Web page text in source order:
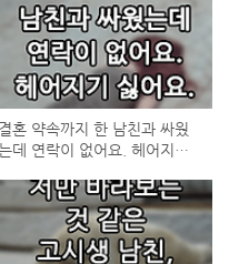
결혼 약속까지 한 남친과 싸웠
데 연락이 없어요. 헤어지기